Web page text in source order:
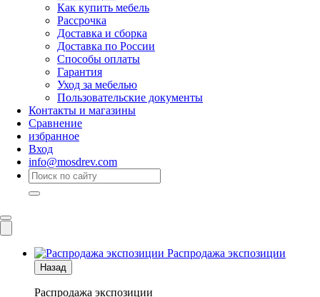
Как купить мебель
Рассрочка
Доставка и сборка
Доставка по России
Способы оплаты
Гарантия
Уход за мебелью
Пользовательские документы
Контакты и магазины
Сравнение
избранное
Вход
info@mosdrev.com
Распродажа экспозиции
Назад
Распродажа экспозиции